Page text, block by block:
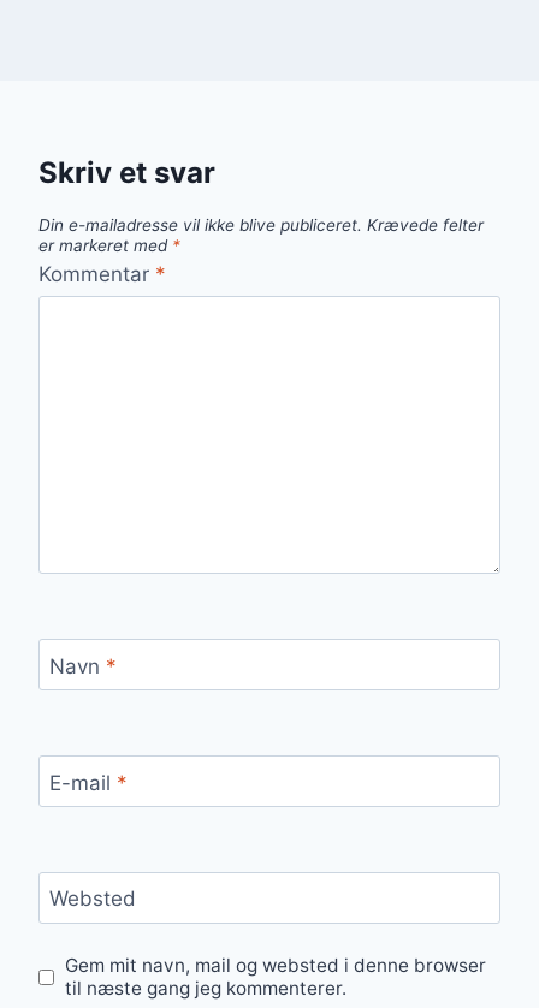
Skriv et svar
Din e-mailadresse vil ikke blive publiceret. Krævede felter
er markeret med *
Kommentar *
Navn *
E-mail *
Websted
Gem mit navn, mail og websted i denne browser
til næste gang jeg kommenterer.